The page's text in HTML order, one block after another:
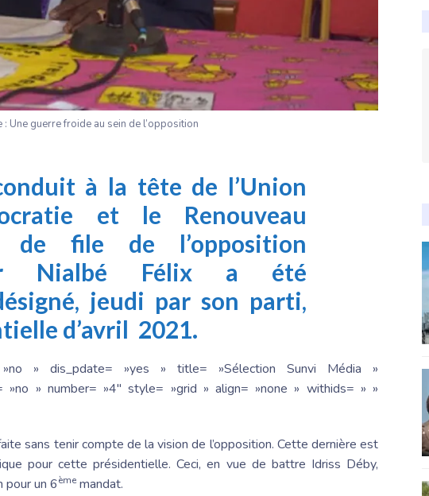
Une guerre froide au sein de l’opposition
à la tête de l’Union
et le Renouveau
de file de l’opposition
Nialbé Félix a été
jeudi par son parti,
d’avril 2021.
»no » dis_pdate= »yes » title= »Sélection Sunvi Média »
»no » number= »4″ style= »grid » align= »none » withids= » »
sans tenir compte de la vision de l’opposition. Cette dernière est
pour cette présidentielle. Ceci, en vue de battre Idriss Déby,
pour un 6ème mandat.